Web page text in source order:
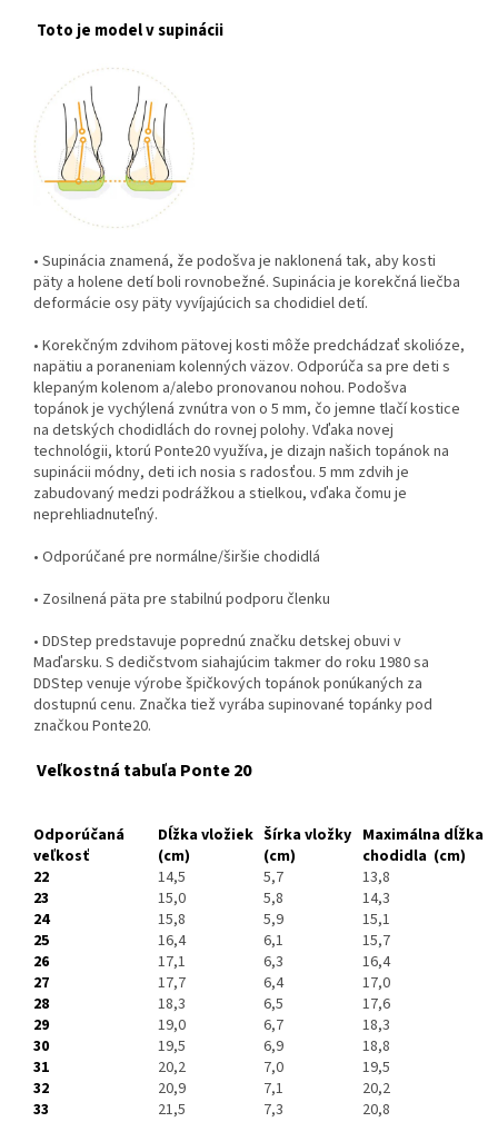
Toto je model v supinácii
• Supinácia znamená, že podošva je naklonená tak, aby kosti
päty a holene detí boli rovnobežné. Supinácia je korekčná liečba
deformácie osy päty vyvíjajúcich sa chodidiel detí.
• Korekčným zdvihom pätovej kosti môže predchádzať skolióze,
napätiu a poraneniam kolenných väzov. Odporúča sa pre deti s
klepaným kolenom a/alebo pronovanou nohou. Podošva
topánok je vychýlená zvnútra von o 5 mm, čo jemne tlačí kostice
na detských chodidlách do rovnej polohy. Vďaka novej
technológii, ktorú Ponte20 využíva, je dizajn našich topánok na
supinácii módny, deti ich nosia s radosťou. 5 mm zdvih je
zabudovaný medzi podrážkou a stielkou, vďaka čomu je
neprehliadnuteľný.
• Odporúčané pre normálne/širšie chodidlá
• Zosilnená päta pre stabilnú podporu členku
• DDStep predstavuje poprednú značku detskej obuvi v
Maďarsku. S dedičstvom siahajúcim takmer do roku 1980 sa
DDStep venuje výrobe špičkových topánok ponúkaných za
dostupnú cenu. Značka tiež vyrába supinované topánky pod
značkou Ponte20.
Veľkostná tabuľa Ponte 20
Odporúčaná
veľkosť
22
23
24
25
26
27
28
29
30
31
32
33
Dĺžka vložiek
(cm)
14,5
15,0
15,8
16,4
17,1
17,7
18,3
19,0
19,5
20,2
20,9
21,5
Šírka vložky
(cm)
5,7
5,8
5,9
6,1
6,3
6,4
6,5
6,7
6,9
7,0
7,1
7,3
Maximálna dĺžka
chodidla (cm)
13,8
14,3
15,1
15,7
16,4
17,0
17,6
18,3
18,8
19,5
20,2
20,8